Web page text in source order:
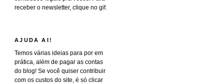
receber o newsletter, clique no gif.
AJUDA AI!
Temos várias ideias para por em
prática, além de pagar as contas
do blog! Se você quiser contribuir
com os custos do site, é só clicar